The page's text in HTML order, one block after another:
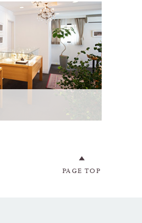
PAGE TOP